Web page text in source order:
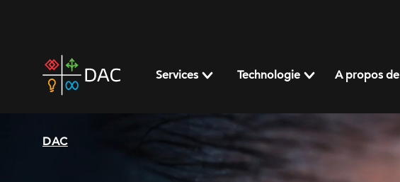
home
page
Services Technologie A propos
DAC